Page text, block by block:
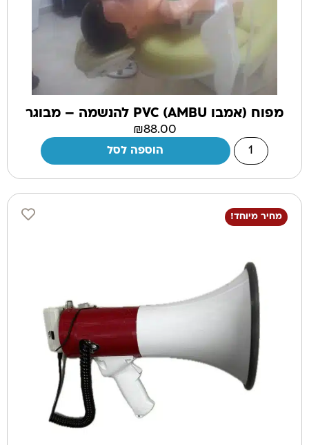
מפוח (אמבו AMBU) PVC להנשמה – מבוגר
₪88.00
הוספה לסל
מחיר מיוחד!